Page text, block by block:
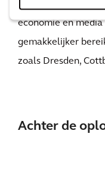
economie en
gemakkelijker
zoals Dresden,
Achter de